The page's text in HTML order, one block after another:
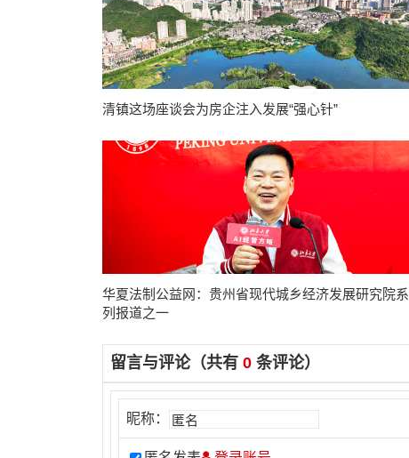
清镇这场座谈会为房企注入发展“强心针”
华夏法制公益网：贵州省现代城乡经济发展研究院系
列报道之一
留言与评论（共有 0条评论）
昵称：